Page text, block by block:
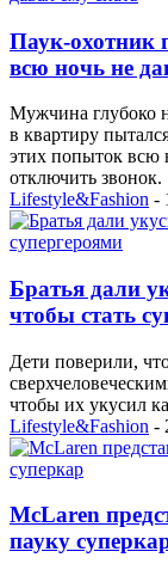
Паук-охотник
всю ночь не
Мужчина глубоко
в квартиру
этих попыток всю
отключить звонок.
Lifestyle&Fashion -
Братья дали
чтобы стать
Дети поверили,
чтобы их укусил
Lifestyle&Fashion -
McLaren
пауку